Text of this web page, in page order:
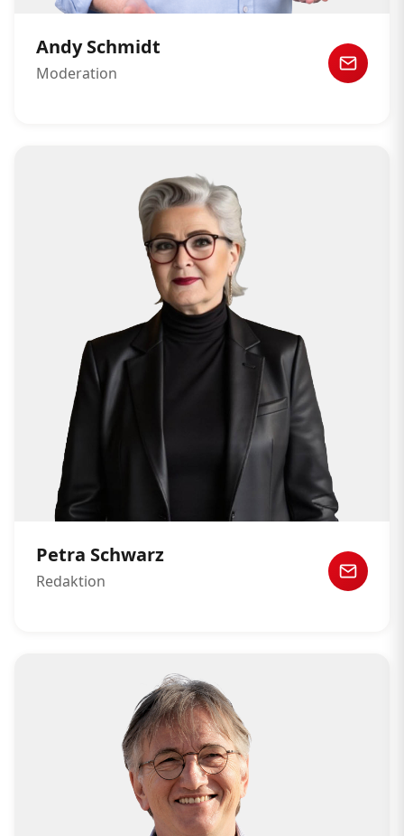
Andy Schmidt
Moderation
Petra Schwarz
Redaktion